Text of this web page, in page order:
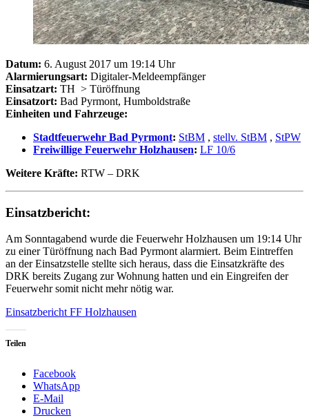
Datum: 6. August 2017 um 19:14 Uhr
Alarmierungsart: Digitaler-Meldeempfänger
Einsatzart: TH > Türöffnung
Einsatzort: Bad Pyrmont, Humboldstraße
Einheiten und Fahrzeuge:
Stadtfeuerwehr Bad Pyrmont: StBM , stellv. StBM , StPW
Freiwillige Feuerwehr Holzhausen: LF 10/6
Weitere Kräfte: RTW – DRK
Einsatzbericht:
Am Sonntagabend wurde die Feuerwehr Holzhausen um 19:14 Uhr
zu einer Türöffnung nach Bad Pyrmont alarmiert. Beim Eintreffen
an der Einsatzstelle stellte sich heraus, dass die Einsatzkräfte des
DRK bereits Zugang zur Wohnung hatten und ein Eingreifen der
Feuerwehr somit nicht mehr nötig war.
Einsatzbericht FF Holzhausen
Teilen
Facebook
WhatsApp
E-Mail
Drucken